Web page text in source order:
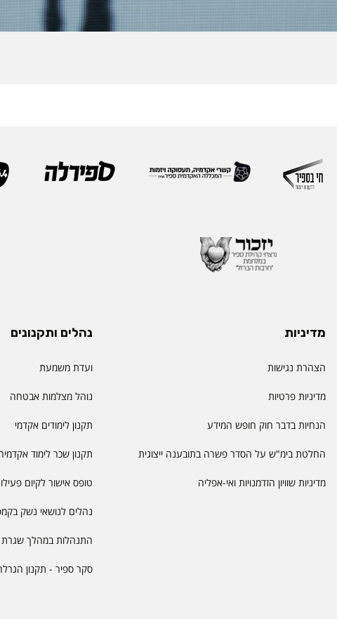
מדיניות
הצהרת נגישות
מדיניות פרטיות
הנחיות בדבר חוק חופש המידע
החלטת בימ"ש על הסדר פשרה בתובענה ייצוגית
מדיניות שוויון הזדמנויות ואי-אפליה
נהלים ותקנונים
ועדת משמעת
נוהל מצלמות אבטחה
תקנון לימודים אקדמי
תקנון שכר לימוד
טופס אישור לקיום
נהלים לנושאי נשק
התנהלות במהלך שגרת
סקר ספיר - תקנון